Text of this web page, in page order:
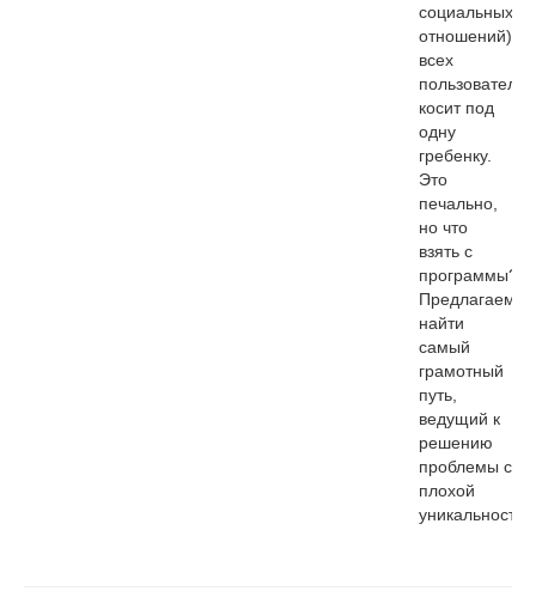
социальных
отношений)
всех
пользователей
косит под
одну
гребенку.
Это
печально,
но что
взять с
программы?
Предлагаем
найти
самый
грамотный
путь,
ведущий к
решению
проблемы с
плохой